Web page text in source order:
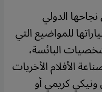
الدولي
للمواضيع التي
البائسة،
الأفلام الأخريات
كريمي أو